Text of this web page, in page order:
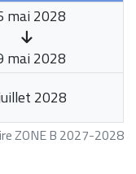
ZONE B 2027-2028
mai 2028
mai 2028
2028